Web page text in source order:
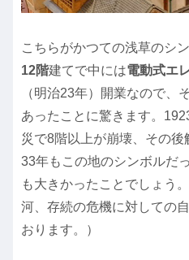
こちらがかつての浅草のシ
12階建てで中には電動式エ
（明治23年）開業なので、
あったことに驚きます。
災で8階以上が崩壊、その後
33年もこの地のシンボルだ
も大きかったことでしょう
河、存続の危機に対しての
おります。）